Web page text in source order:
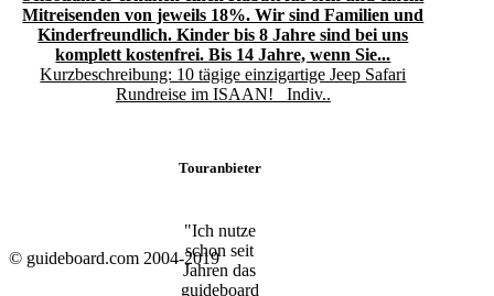
Mitreisenden von jeweils 18%. Wir sind Familien und
Kinderfreundlich. Kinder bis 8 Jahre sind bei uns
komplett kostenfrei. Bis 14 Jahre, wenn Sie...
Kurzbeschreibung: 10 tägige einzigartige Jeep Safari
Rundreise im ISAAN! Indiv..
Touranbieter
"Ich nutze
schon seit
Jahren das
guideboard
© guideboard.com 2004-2019